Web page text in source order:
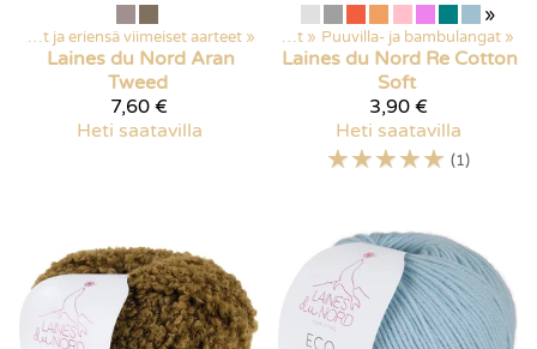
Poistuvat ja eriensä viimeiset aarteet ‪»
Laines du Nord Aran
Tweed
7,60 €
Heti saatavilla
»
Kaikki tuotteet‪» Langat ‪» Puuvilla- ja bambulangat ‪»
Laines du Nord Re Cotton
Soft
3,90 €
Heti saatavilla
☆☆☆☆☆ (1)